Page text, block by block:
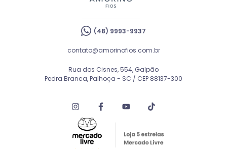
(48) 9993-9937
contato@amorinofios.com.br
Rua dos Cisnes, 554, Galpão
Pedra Branca, Palhoça - SC / CEP 88137-300